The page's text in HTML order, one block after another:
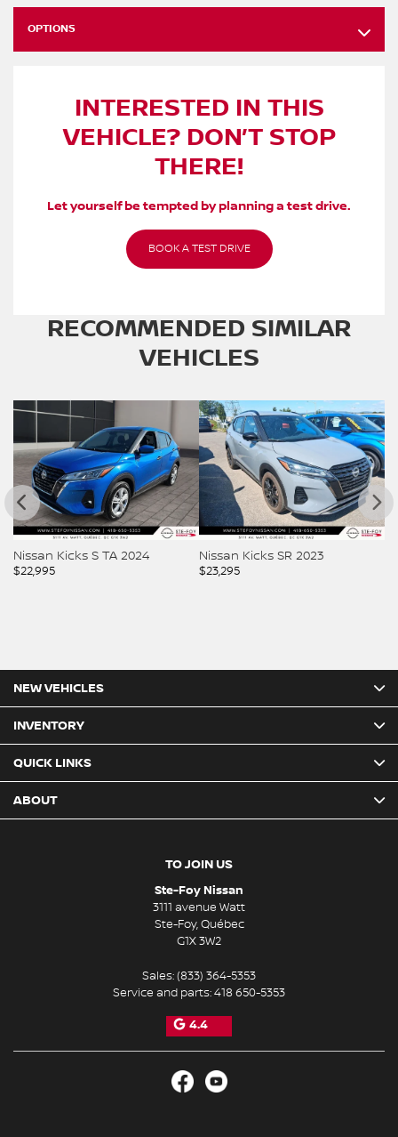
OPTIONS
INTERESTED IN THIS
VEHICLE? DON’T STOP
THERE!
Let yourself be tempted by planning a test drive.
BOOK A TEST DRIVE
RECOMMENDED SIMILAR
VEHICLES
Nissan Kicks S TA 2024
$22,995
Nissan Kicks SR 2023
$23,295
TO JOIN US
Ste-Foy Nissan
3111 avenue Watt
Ste-Foy,Québec
G1X 3W2
Sales:(833) 364-5353
Service and parts:418 650-5353
4.4
NEW VEHICLES
INVENTORY
QUICK LINKS
ABOUT